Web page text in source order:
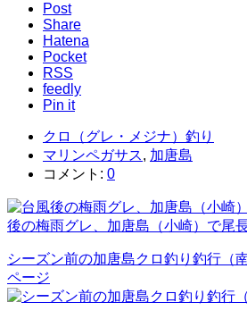
Post
Share
Hatena
Pocket
RSS
feedly
Pin it
クロ（グレ・メジナ）釣り
マリンペガサス, 加唐島
コメント: 0
後の梅雨グレ、加唐島（小崎）で尾
シーズン前の加唐島クロ釣り釣行（
ページ